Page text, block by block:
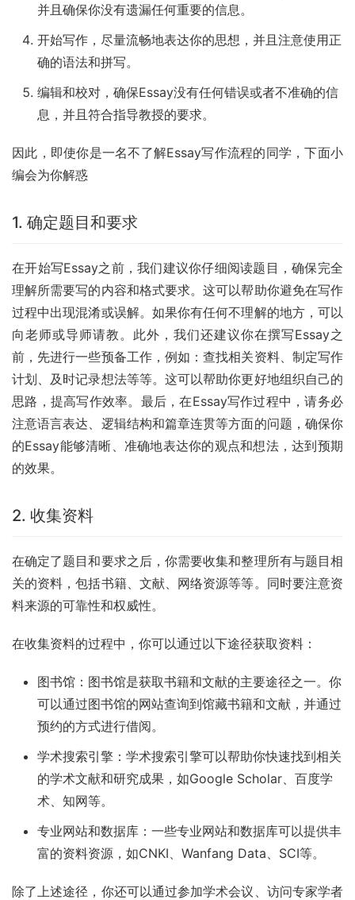
并且确保你没有遗漏任何重要的信息。
开始写作，尽量流畅地表达你的思想，并且注意使用正
确的语法和拼写。
编辑和校对，确保Essay没有任何错误或者不准确的信
息，并且符合指导教授的要求。
因此，即使你是一名不了解Essay写作流程的同学，下面小
编会为你解惑
1. 确定题目和要求
在开始写Essay之前，我们建议你仔细阅读题目，确保完全
理解所需要写的内容和格式要求。这可以帮助你避免在写作
过程中出现混淆或误解。如果你有任何不理解的地方，可以
向老师或导师请教。此外，我们还建议你在撰写Essay之
前，先进行一些预备工作，例如：查找相关资料、制定写作
计划、及时记录想法等等。这可以帮助你更好地组织自己的
思路，提高写作效率。最后，在Essay写作过程中，请务必
注意语言表达、逻辑结构和篇章连贯等方面的问题，确保你
的Essay能够清晰、准确地表达你的观点和想法，达到预期
的效果。
2. 收集资料
在确定了题目和要求之后，你需要收集和整理所有与题目相
关的资料，包括书籍、文献、网络资源等等。同时要注意资
料来源的可靠性和权威性。
在收集资料的过程中，你可以通过以下途径获取资料：
图书馆：图书馆是获取书籍和文献的主要途径之一。你
可以通过图书馆的网站查询到馆藏书籍和文献，并通过
预约的方式进行借阅。
学术搜索引擎：学术搜索引擎可以帮助你快速找到相关
的学术文献和研究成果，如Google Scholar、百度学
术、知网等。
专业网站和数据库：一些专业网站和数据库可以提供丰
富的资料资源，如CNKI、Wanfang Data、SCI等。
除了上述途径，你还可以通过参加学术会议、访问专家学者